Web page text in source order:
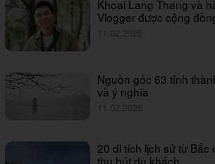
Khoai Lang Thang và
Vlogger được cộng
11.02.2025
Nguồn gốc 63 tỉnh
và ý nghĩa
11.02.2025
20 di tích lịch sử từ Bắc
thu hút du khách